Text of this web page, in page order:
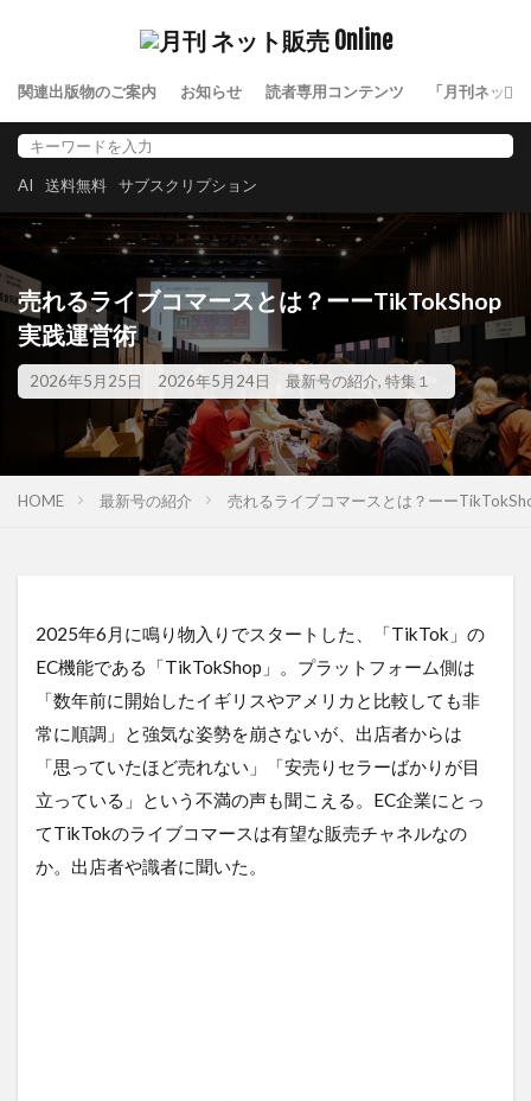
関連出版物のご案内 お知らせ 読者専用コンテンツ 「月刊ネット
AI 送料無料 サブスクリプション
売れるライブコマースとは？ーーTikTokShop
実践運営術
2026年5月25日 2026年5月24日 最新号の紹介, 特集１
HOME 最新号の紹介 売れるライブコマースとは？ーー
2025年6月に鳴り物入りでスタートした、「TikTok」の
EC機能である「TikTokShop」。プラットフォーム側は
「数年前に開始したイギリスやアメリカと比較しても非
常に順調」と強気な姿勢を崩さないが、出店者からは
「思っていたほど売れない」「安売りセラーばかりが目
立っている」という不満の声も聞こえる。EC企業にとっ
てTikTokのライブコマースは有望な販売チャネルなの
か。出店者や識者に聞いた。